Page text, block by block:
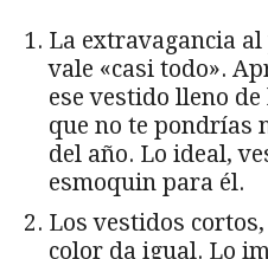
La extravagancia
vale «casi todo».
ese vestido lleno
que no te pondrías
del año. Lo ideal,
esmoquin para él.
Los vestidos
color da igual. Lo